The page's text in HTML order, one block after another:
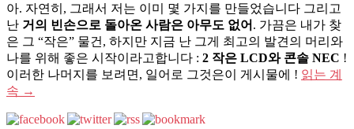
아. 자연히, 그래서 저는 이미 몇 가지를 만들었습니다 그리고
난 거의 빈손으로 돌아온 사람은 아무도 없어 . 가끔은 내가 찾
은 그 “작은” 물건, 하지만 지금 난 그게 최고의 발견의 머리와
나를 위해 좋은 시작이라고합니다 : 2 작은 LCD와 콘솔 NEC !
이러한 나머지를 보려면, 일어로 그것은이 게시물에 ! 읽는 계
속 →